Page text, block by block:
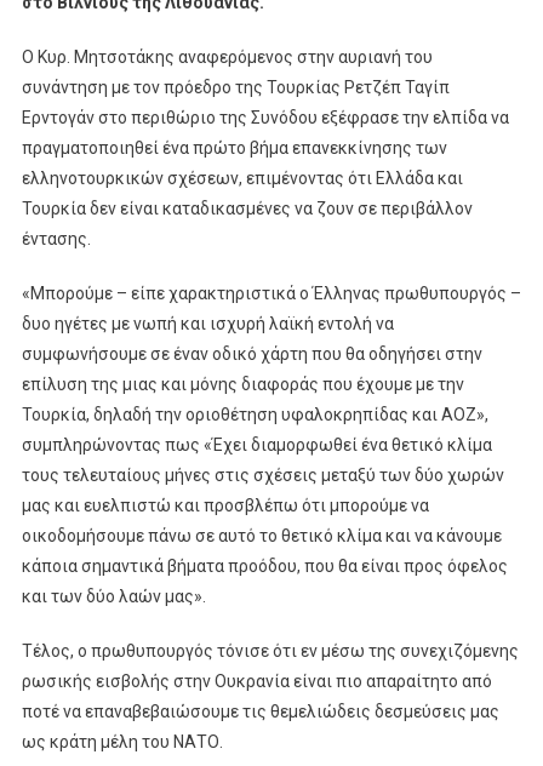
Ο Κυρ. Μητσοτάκης αναφερόμενος στην αυριανή του
συνάντηση με τον πρόεδρο της Τουρκίας Ρετζέπ Ταγίπ
Ερντογάν στο περιθώριο της Συνόδου εξέφρασε την ελπίδα να
πραγματοποιηθεί ένα πρώτο βήμα επανεκκίνησης των
ελληνοτουρκικών σχέσεων, επιμένοντας ότι Ελλάδα και
Τουρκία δεν είναι καταδικασμένες να ζουν σε περιβάλλον
έντασης.
«Μπορούμε – είπε χαρακτηριστικά ο Έλληνας πρωθυπουργός –
δυο ηγέτες με νωπή και ισχυρή λαϊκή εντολή να
συμφωνήσουμε σε έναν οδικό χάρτη που θα οδηγήσει στην
επίλυση της μιας και μόνης διαφοράς που έχουμε με την
Τουρκία, δηλαδή την οριοθέτηση υφαλοκρηπίδας και ΑΟΖ»,
συμπληρώνοντας πως «Έχει διαμορφωθεί ένα θετικό κλίμα
τους τελευταίους μήνες στις σχέσεις μεταξύ των δύο χωρών
μας και ευελπιστώ και προσβλέπω ότι μπορούμε να
οικοδομήσουμε πάνω σε αυτό το θετικό κλίμα και να κάνουμε
κάποια σημαντικά βήματα προόδου, που θα είναι προς όφελος
και των δύο λαών μας».
Τέλος, ο πρωθυπουργός τόνισε ότι εν μέσω της συνεχιζόμενης
ρωσικής εισβολής στην Ουκρανία είναι πιο απαραίτητο από
ποτέ να επαναβεβαιώσουμε τις θεμελιώδεις δεσμεύσεις μας
ως κράτη μέλη του ΝΑΤΟ.